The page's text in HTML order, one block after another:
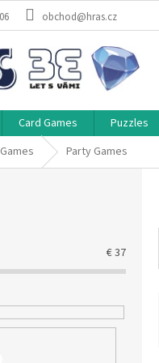
obchod@hras.cz
Card Games Puzzles
Party Games
€37